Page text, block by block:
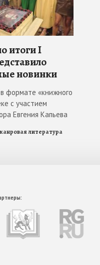
итоги I
новинки
формате «книжного
с участием
Евгения Капьева
литература